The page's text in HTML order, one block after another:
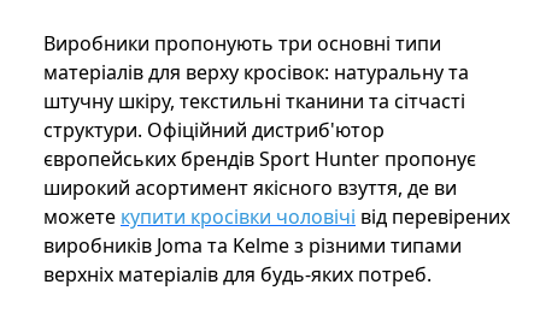
Виробники пропонують три основні типи
матеріалів для верху кросівок: натуральну та
штучну шкіру, текстильні тканини та сітчасті
структури. Офіційний дистриб'ютор
європейських брендів Sport Hunter пропонує
широкий асортимент якісного взуття, де ви
можете купити кросівки чоловічі від перевірених
виробників Joma та Kelme з різними типами
верхніх матеріалів для будь-яких потреб.